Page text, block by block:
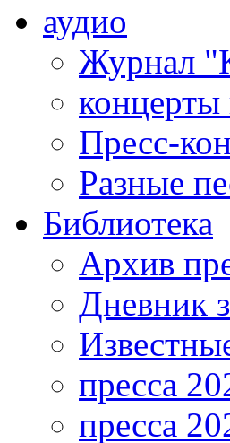
аудио
Журнал
концерты
Пресс-
Разные
Библиотека
Архив
Дневник
пресса
пресса